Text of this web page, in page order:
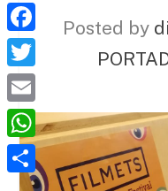
Posted by
F
a
c
e
b
T
w
i
t
E
m
a
W
h